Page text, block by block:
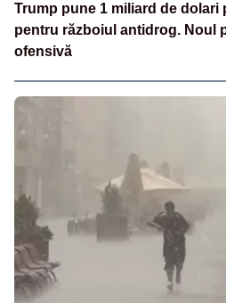
Trump pune 1 miliard de dolari
pentru războiul antidrog. Noul
ofensivă